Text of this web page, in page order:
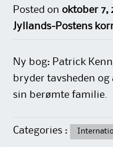
Posted on oktober 7,
Jyllands-Postens
Ny bog: Patrick
bryder tavsheden
sin berømte familie.
Categories :